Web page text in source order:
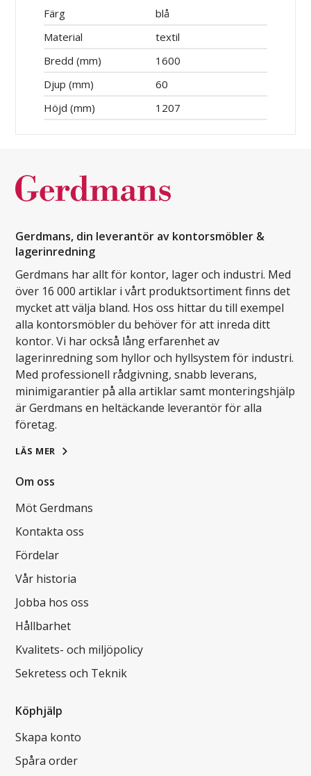
Färg
blå
Material
textil
Bredd (mm)
1600
Djup (mm)
60
Höjd (mm)
1207
Gerdmans, din leverantör av kontorsmöbler &
lagerinredning
Gerdmans har allt för kontor, lager och industri. Med
över 16 000 artiklar i vårt produktsortiment finns det
mycket att välja bland. Hos oss hittar du till exempel
alla kontorsmöbler du behöver för att inreda ditt
kontor. Vi har också lång erfarenhet av
lagerinredning som hyllor och hyllsystem för industri.
Med professionell rådgivning, snabb leverans,
minimigarantier på alla artiklar samt monteringshjälp
är Gerdmans en heltäckande leverantör för alla
företag.
LÄS MER
Om oss
Möt Gerdmans
Kontakta oss
Fördelar
Vår historia
Jobba hos oss
Hållbarhet
Kvalitets- och miljöpolicy
Sekretess och Teknik
Köphjälp
Skapa konto
Spåra order